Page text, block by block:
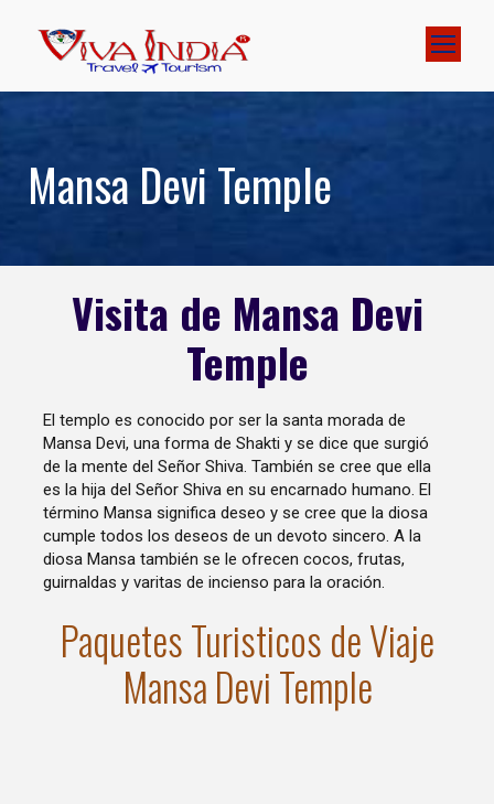
Mansa Devi Temple
Visita de Mansa Devi
Temple
El templo es conocido por ser la santa morada de
Mansa Devi, una forma de Shakti y se dice que surgió
de la mente del Señor Shiva. También se cree que ella
es la hija del Señor Shiva en su encarnado humano. El
término Mansa significa deseo y se cree que la diosa
cumple todos los deseos de un devoto sincero. A la
diosa Mansa también se le ofrecen cocos, frutas,
guirnaldas y varitas de incienso para la oración.
Paquetes Turisticos de Viaje
Mansa Devi Temple